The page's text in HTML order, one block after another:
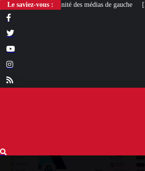
Le saviez-vous : [LIVRE] L’autobiographie